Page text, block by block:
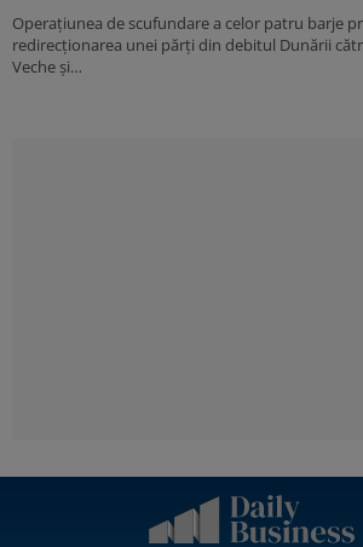
Operațiunea de scufundare a celor patru barje
redirecționarea unei părți din debitul Dunării
Veche și…